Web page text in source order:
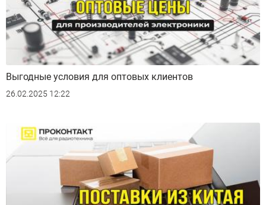
Выгодные условия для оптовых клиентов
26.02.2025 12:22